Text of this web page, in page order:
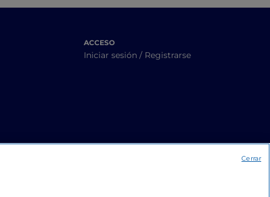
ACCESO
Iniciar sesión / Registrarse
Cerrar